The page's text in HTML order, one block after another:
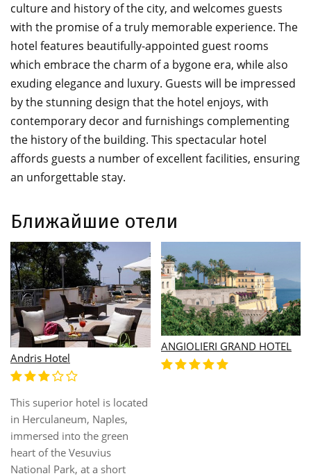
culture and history of the city, and welcomes guests
with the promise of a truly memorable experience. The
hotel features beautifully-appointed guest rooms
which embrace the charm of a bygone era, while also
exuding elegance and luxury. Guests will be impressed
by the stunning design that the hotel enjoys, with
contemporary decor and furnishings complementing
the history of the building. This spectacular hotel
affords guests a number of excellent facilities, ensuring
an unforgettable stay.
Ближайшие отели
Andris Hotel
This superior hotel is located
in Herculaneum, Naples,
immersed into the green
heart of the Vesuvius
National Park, at a short
ANGIOLIERI GRAND HOTEL